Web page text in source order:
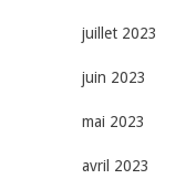
juillet 2023
juin 2023
mai 2023
avril 2023